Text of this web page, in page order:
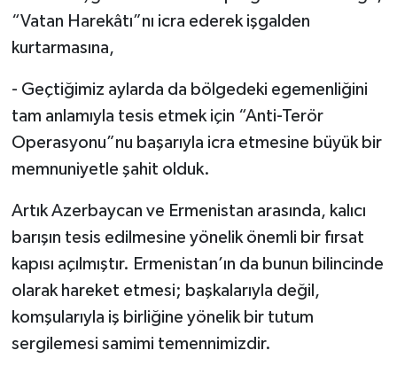
“Vatan Harekâtı”nı icra ederek işgalden
kurtarmasına,
- Geçtiğimiz aylarda da bölgedeki egemenliğini
tam anlamıyla tesis etmek için “Anti-Terör
Operasyonu”nu başarıyla icra etmesine büyük bir
memnuniyetle şahit olduk.
Artık Azerbaycan ve Ermenistan arasında, kalıcı
barışın tesis edilmesine yönelik önemli bir fırsat
kapısı açılmıştır. Ermenistan’ın da bunun bilincinde
olarak hareket etmesi; başkalarıyla değil,
komşularıyla iş birliğine yönelik bir tutum
sergilemesi samimi temennimizdir.